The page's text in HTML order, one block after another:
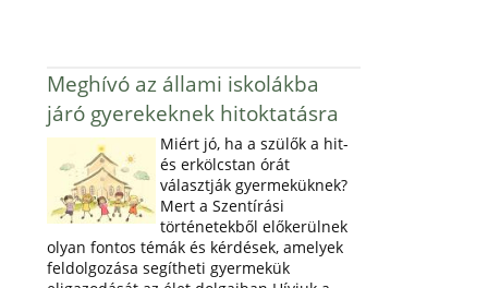
Meghívó az állami iskolákba
járó gyerekeknek hitoktatásra
Miért jó, ha a szülők a hit-
és erkölcstan órát
választják gyermeküknek?
Mert a Szentírási
történetekből előkerülnek
olyan fontos témák és kérdések, amelyek
feldolgozása segítheti gyermekük